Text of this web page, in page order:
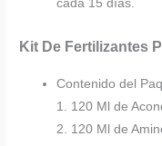
cada 15 días.
Kit De Fertilizantes
Contenido del
1. 120 Ml de
2. 120 Ml de